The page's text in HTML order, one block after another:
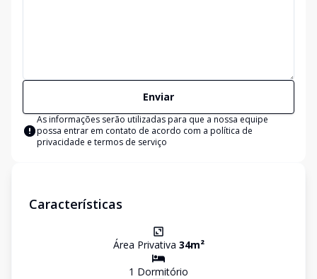
Enviar
As informações serão utilizadas para que a nossa equipe
possa entrar em contato de acordo com a política de
privacidade e termos de serviço
Características
Área Privativa 34m²
1 Dormitório